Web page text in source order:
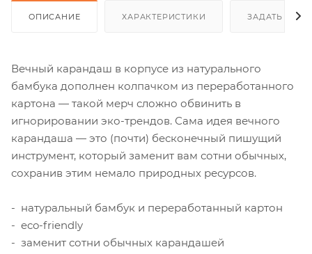
ОПИСАНИЕ ХАРАКТЕРИСТИКИ ЗАДАТЬ
Вечный карандаш в корпусе из натурального
бамбука дополнен колпачком из переработанного
картона — такой мерч сложно обвинить в
игнорировании эко-трендов. Сама идея вечного
карандаша — это (почти) бесконечный пишущий
инструмент, который заменит вам сотни обычных,
сохранив этим немало природных ресурсов.
- натуральный бамбук и переработанный картон
- eco-friendly
- заменит сотни обычных карандашей